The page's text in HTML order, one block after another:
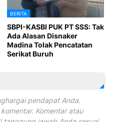
BERITA
SBPI-KASBI PUK PT SSS: Tak
Ada Alasan Disnaker
Madina Tolak Pencatatan
Serikat Buruh
pendapat Anda.
Komentar atau